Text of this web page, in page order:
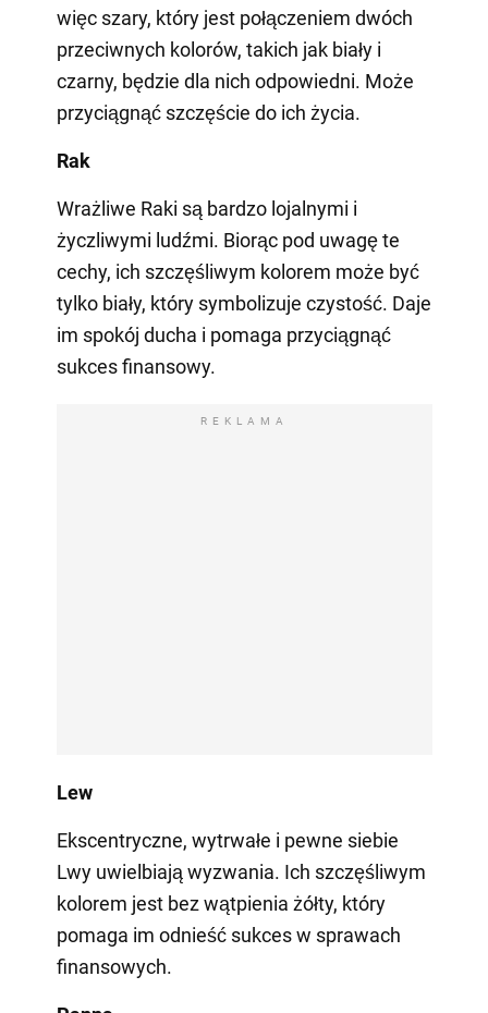
więc szary, który jest połączeniem dwóch
przeciwnych kolorów, takich jak biały i
czarny, będzie dla nich odpowiedni. Może
przyciągnąć szczęście do ich życia.
Rak
Wrażliwe Raki są bardzo lojalnymi i
życzliwymi ludźmi. Biorąc pod uwagę te
cechy, ich szczęśliwym kolorem może być
tylko biały, który symbolizuje czystość. Daje
im spokój ducha i pomaga przyciągnąć
sukces finansowy.
REKLAMA
Lew
Ekscentryczne, wytrwałe i pewne siebie
Lwy uwielbiają wyzwania. Ich szczęśliwym
kolorem jest bez wątpienia żółty, który
pomaga im odnieść sukces w sprawach
finansowych.